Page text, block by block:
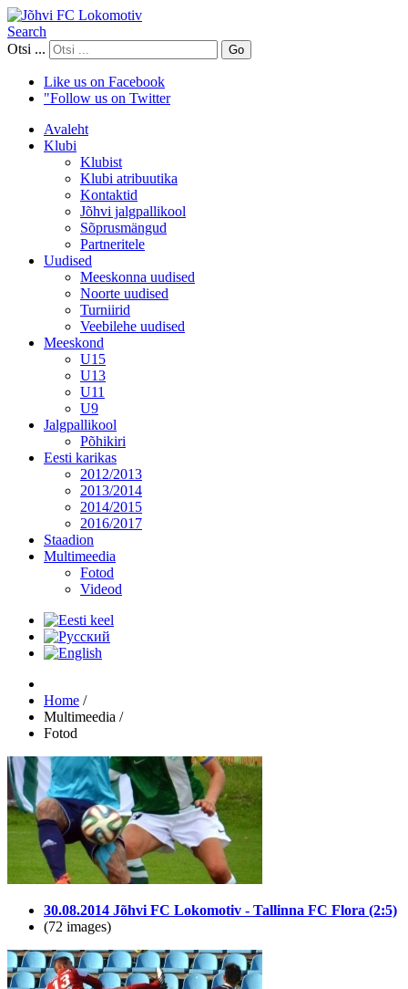
Search
Otsi ...
Go
Like us on Facebook
"Follow us on Twitter
Avaleht
Klubi
Klubist
Klubi atribuutika
Kontaktid
Jõhvi jalgpallikool
Sõprusmängud
Partneritele
Uudised
Meeskonna uudised
Noorte uudised
Turniirid
Veebilehe uudised
Meeskond
U15
U13
U11
U9
Jalgpallikool
Põhikiri
Eesti karikas
2012/2013
2013/2014
2014/2015
2016/2017
Staadion
Multimeedia
Fotod
Videod
Home /
Multimeedia /
Fotod
30.08.2014 Jõhvi FC Lokomotiv - Tallinna FC Flora (2:5)
(72 images)